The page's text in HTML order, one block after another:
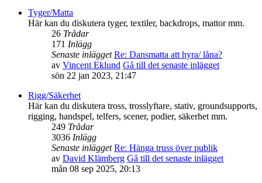
Tyger/Matta
Här kan du diskutera tyger, textiler, backdrops, mattor mm.
26 Trådar
171 Inlägg
Senaste inlägget Re: Dansmatta att hyra/ låna?
av Vincent Eklund Gå till det senaste inlägget
sön 22 jan 2023, 21:47
Rigg/Säkerhet
Här kan du diskutera tross, trosslyftare, stativ, groundsupports,
rigging, handspel, telfers, scener, podier, säkerhet mm.
249 Trådar
3036 Inlägg
Senaste inlägget Re: Hänga truss över publik
av David Klämberg Gå till det senaste inlägget
mån 08 sep 2025, 20:13